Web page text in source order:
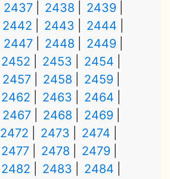
2437 2438
2439
2442 2443
2444
2447 2448
2449
2452 2453
2454
2457 2458
2459
2462 2463
2464
2467 2468
2469
2472 2473
2474
2477 2478
2479
2482 2483
2484